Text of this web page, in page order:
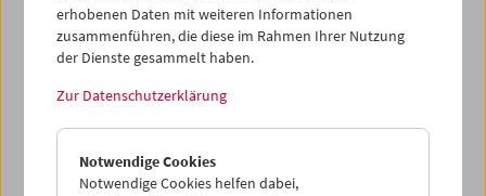
4. Juli 2026
"Hast du den Film schon gesehen?" Das ist eine häufig
einer Kombination aus Bild und Sound besteht und Ton
ein dem Bild gleichwertiges Werkzeug darstellt. In einem
Klingen gebracht. Ausgehend von der Arbeit der
erhobenen Daten mit weiteren Informationen
zusammenführen, die diese im Rahmen Ihrer Nutzung
der Dienste gesammelt haben.
Zur Datenschutzerklärung
Notwendige Cookies
Notwendige Cookies helfen dabei,